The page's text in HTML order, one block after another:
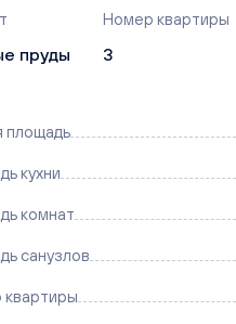
пруды
Номер квартиры
3
площадь
кухни
комнат
санузлов